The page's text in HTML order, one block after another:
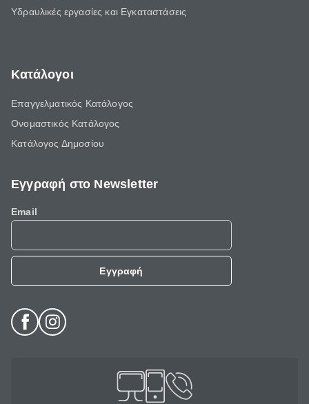
Υδραυλικές εργασίες και Εγκαταστάσεις
Κατάλογοι
Επαγγελματικός Κατάλογος
Ονομαστικός Κατάλογος
Κατάλογος Δημοσίου
Εγγραφή στο Newsletter
Email
Εγγραφή